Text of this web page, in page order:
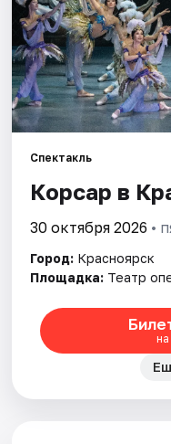
Спорт
События
Города
Площадки
Артисты
Спектакль
Корсар в
30 октября 2026 •
Город: Красноярск
Площадка: Театр